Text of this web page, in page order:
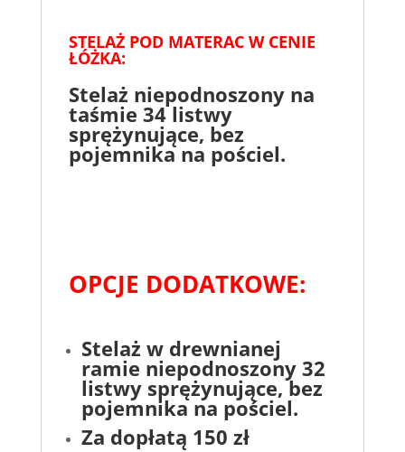
STELAŻ POD MATERAC W CENIE
ŁÓŻKA:
Stelaż niepodnoszony na
taśmie 34 listwy
sprężynujące, bez
pojemnika na pościel.
OPCJE DODATKOWE:
Stelaż w drewnianej
ramie niepodnoszony 32
listwy sprężynujące, bez
pojemnika na pościel.
Za dopłatą 150 zł